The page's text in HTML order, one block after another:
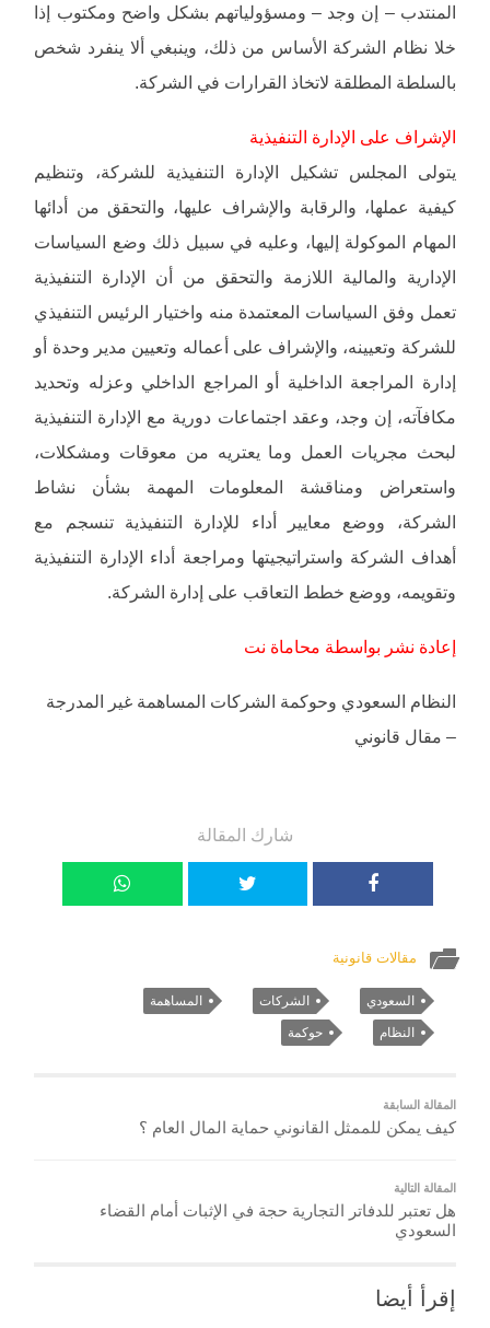
المنتدب – إن وجد – ومسؤولياتهم بشكل واضح ومكتوب إذا
خلا نظام الشركة الأساس من ذلك، وينبغي ألا ينفرد شخص
بالسلطة المطلقة لاتخاذ القرارات في الشركة.
الإشراف على الإدارة التنفيذية
يتولى المجلس تشكيل الإدارة التنفيذية للشركة، وتنظيم
كيفية عملها، والرقابة والإشراف عليها، والتحقق من أدائها
المهام الموكولة إليها، وعليه في سبيل ذلك وضع السياسات
الإدارية والمالية اللازمة والتحقق من أن الإدارة التنفيذية
تعمل وفق السياسات المعتمدة منه واختيار الرئيس التنفيذي
للشركة وتعيينه، والإشراف على أعماله وتعيين مدير وحدة أو
إدارة المراجعة الداخلية أو المراجع الداخلي وعزله وتحديد
مكافآته، إن وجد، وعقد اجتماعات دورية مع الإدارة التنفيذية
لبحث مجريات العمل وما يعتريه من معوقات ومشكلات،
واستعراض ومناقشة المعلومات المهمة بشأن نشاط
الشركة، ووضع معايير أداء للإدارة التنفيذية تنسجم مع
أهداف الشركة واستراتيجيتها ومراجعة أداء الإدارة التنفيذية
وتقويمه، ووضع خطط التعاقب على إدارة الشركة.
إعادة نشر بواسطة محاماة نت
النظام السعودي وحوكمة الشركات المساهمة غير المدرجة
– مقال قانوني
شارك المقالة
مقالات قانونية
السعودي الشركات المساهمة
النظام حوكمة
المقالة السابقة
كيف يمكن للممثل القانوني حماية المال العام ؟
المقالة التالية
هل تعتبر للدفاتر التجارية حجة في الإثبات أمام القضاء
السعودي
إقرأ أيضا